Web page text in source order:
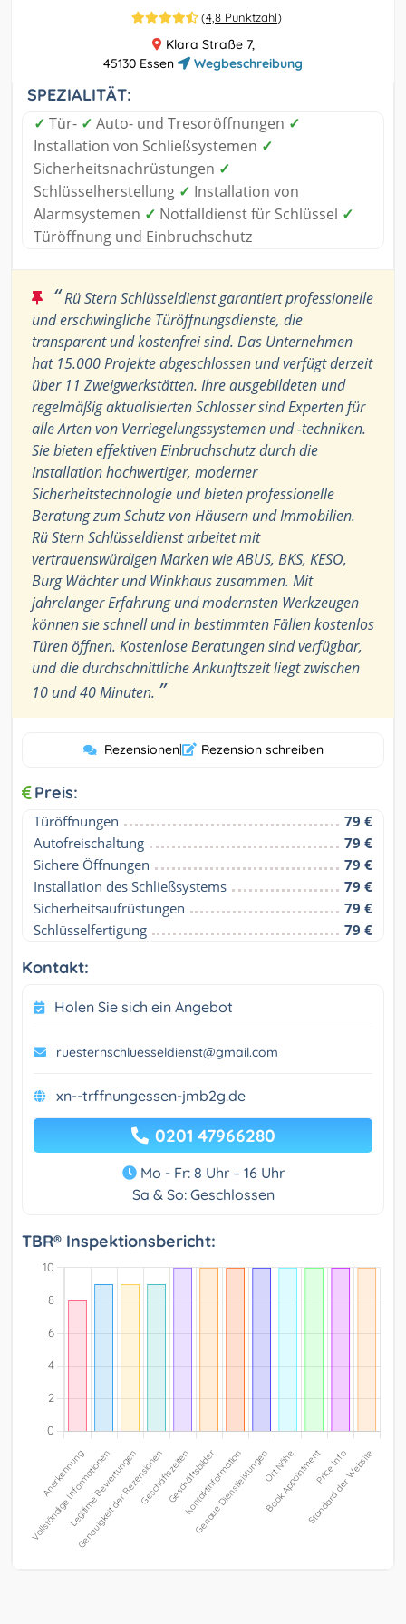
(4,8 Punktzahl)
Klara Straße 7,
45130 Essen
Wegbeschreibung
SPEZIALITÄT:
✓ Tür- ✓ Auto- und Tresoröffnungen ✓
Installation von Schließsystemen ✓
Sicherheitsnachrüstungen ✓
Schlüsselherstellung ✓ Installation von
Alarmsystemen ✓ Notfalldienst für Schlüssel ✓
Türöffnung und Einbruchschutz
“Rü Stern Schlüsseldienst garantiert professionelle
und erschwingliche Türöffnungsdienste, die
transparent und kostenfrei sind. Das Unternehmen
hat 15.000 Projekte abgeschlossen und verfügt derzeit
über 11 Zweigwerkstätten. Ihre ausgebildeten und
regelmäßig aktualisierten Schlosser sind Experten für
alle Arten von Verriegelungssystemen und -techniken.
Sie bieten effektiven Einbruchschutz durch die
Installation hochwertiger, moderner
Sicherheitstechnologie und bieten professionelle
Beratung zum Schutz von Häusern und Immobilien.
Rü Stern Schlüsseldienst arbeitet mit
vertrauenswürdigen Marken wie ABUS, BKS, KESO,
Burg Wächter und Winkhaus zusammen. Mit
jahrelanger Erfahrung und modernsten Werkzeugen
können sie schnell und in bestimmten Fällen kostenlos
Türen öffnen. Kostenlose Beratungen sind verfügbar,
und die durchschnittliche Ankunftszeit liegt zwischen
10 und 40 Minuten. ”
Rezensionen| Rezension schreiben
Preis:
Türöffnungen
79 €
Autofreischaltung
79 €
Sichere Öffnungen
79 €
Installation des Schließsystems
79 €
Sicherheitsaufrüstungen
79 €
Schlüsselfertigung
79 €
Kontakt:
Holen Sie sich ein Angebot
ruesternschluesseldienst@gmail.com
xn--trffnungessen-jmb2g.de
0201 47966280
Mo - Fr: 8 Uhr – 16 Uhr
Sa & So: Geschlossen
TBR® Inspektionsbericht: